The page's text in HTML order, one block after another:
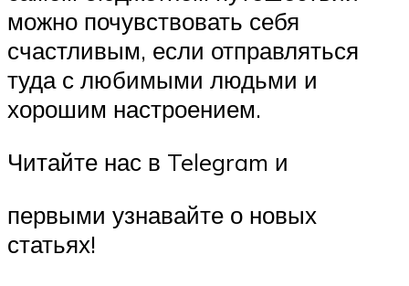
можно почувствовать себя
счастливым, если отправляться
туда с любимыми людьми и
хорошим настроением.
Читайте нас в Telegram и
первыми узнавайте о новых
статьях!